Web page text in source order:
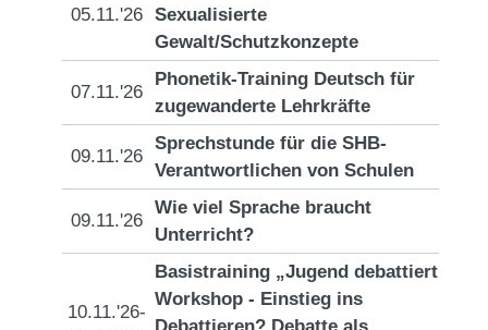
05.11.'26 Sexualisierte
Gewalt/Schutzkonzepte
07.11.'26
Phonetik-Training Deutsch für
zugewanderte Lehrkräfte
09.11.'26
Sprechstunde für die SHB-
Verantwortlichen von Schulen
09.11.'26
Wie viel Sprache braucht
Unterricht?
10.11.'26-
Basistraining „Jugend debattiert“,
Workshop - Einstieg ins